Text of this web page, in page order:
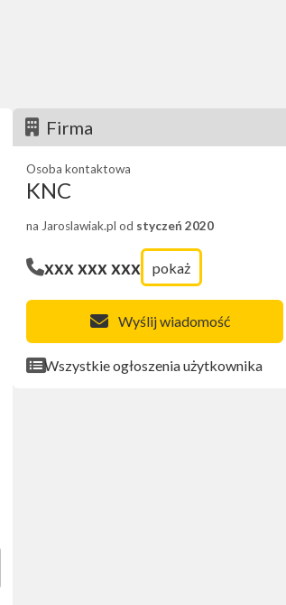
Firma
Osoba kontaktowa
KNC
na Jaroslawiak.pl od styczeń 2020
xxx xxx xxx pokaż
Wyślij wiadomość
Wszystkie ogłoszenia użytkownika